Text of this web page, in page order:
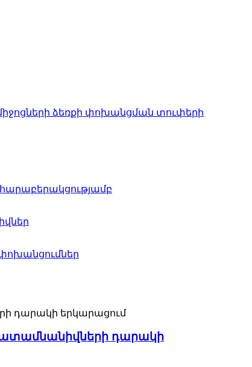
ատամնանիվների դարակի